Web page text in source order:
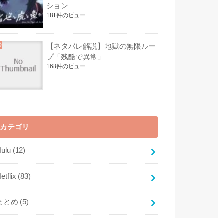
ション
181件のビュー
【ネタバレ解説】地獄の無限ルー
プ「残酷で異常」
168件のビュー
カテゴリ
(12)
(83)
とめ (5)